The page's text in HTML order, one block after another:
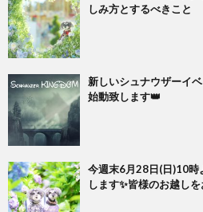
しみ方とするべきこと
新しいシュナウザーイ
始動致します👑
今週末6月28日(日)10時
します✨皆様のお越し